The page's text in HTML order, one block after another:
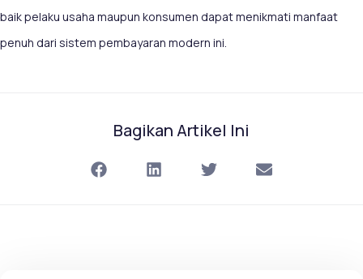
baik pelaku usaha maupun konsumen dapat menikmati manfaat
penuh dari sistem pembayaran modern ini.
Bagikan Artikel Ini